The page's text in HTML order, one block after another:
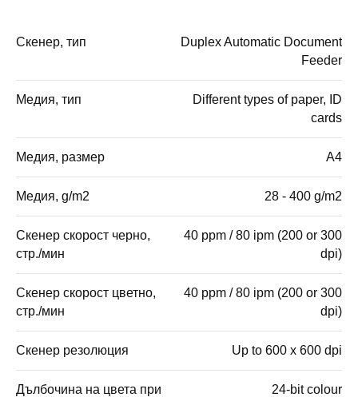
Скенер, тип
Duplex Automatic Document
Feeder
Медия, тип
Different types of paper, ID
cards
Медия, размер A4
Медия, g/m2 28 - 400 g/m2
Скенер скорост черно,
стр./мин
40 ppm / 80 ipm (200 or 300
dpi)
Скенер скорост цветно,
стр./мин
40 ppm / 80 ipm (200 or 300
dpi)
Скенер резолюция Up to 600 x 600 dpi
Дълбочина на цвета при
24-bit colour